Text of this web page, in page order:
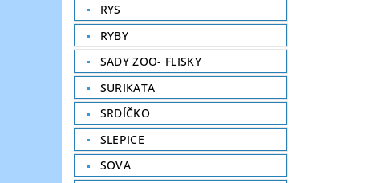
RYS
RYBY
SADY ZOO- FLISKY
SURIKATA
SRDÍČKO
SLEPICE
SOVA